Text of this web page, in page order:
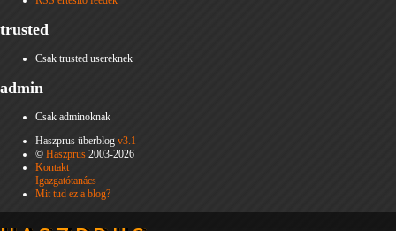
trusted
Csak trusted usereknek
admin
Csak adminoknak
Haszprus überblog v3.1
© Haszprus 2003-2026
Kontakt
Igazgatótanács
Mit tud ez a blog?